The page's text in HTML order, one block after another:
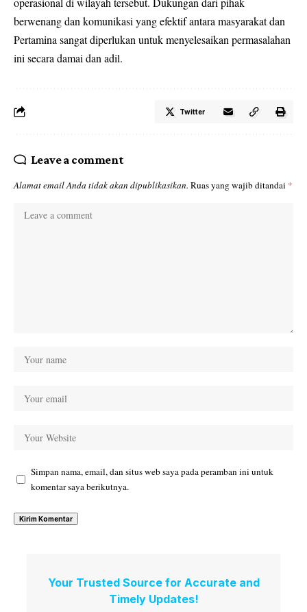
berwenang dan komunikasi yang efektif antara masyarakat dan
Pertamina sangat diperlukan untuk menyelesaikan permasalahan
ini secara damai dan adil.
Twitter
Leave a comment
Alamat email Anda tidak akan dipublikasikan. Ruas yang wajib ditandai *
Simpan nama, email, dan situs web saya pada peramban ini untuk
komentar saya berikutnya.
Your Trusted Source for Accurate and
Timely Updates!